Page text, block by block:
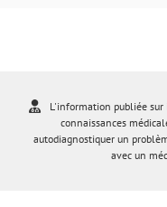
L'information publiée sur
connaissances
autodiagnostiquer un
avec un